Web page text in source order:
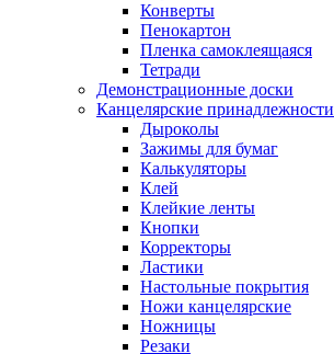
Конверты
Пенокартон
Пленка самоклеящаяся
Тетради
Демонстрационные доски
Канцелярские принадлежности
Дыроколы
Зажимы для бумаг
Калькуляторы
Клей
Клейкие ленты
Кнопки
Корректоры
Ластики
Настольные покрытия
Ножи канцелярские
Ножницы
Резаки